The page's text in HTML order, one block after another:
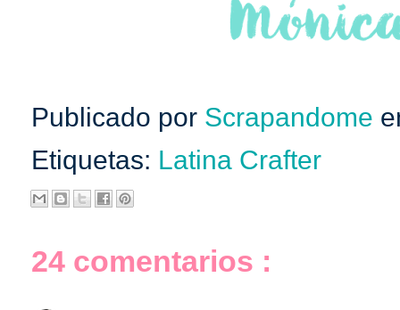
Publicado por Scrapandome
Etiquetas: Latina Crafter
24 comentarios :